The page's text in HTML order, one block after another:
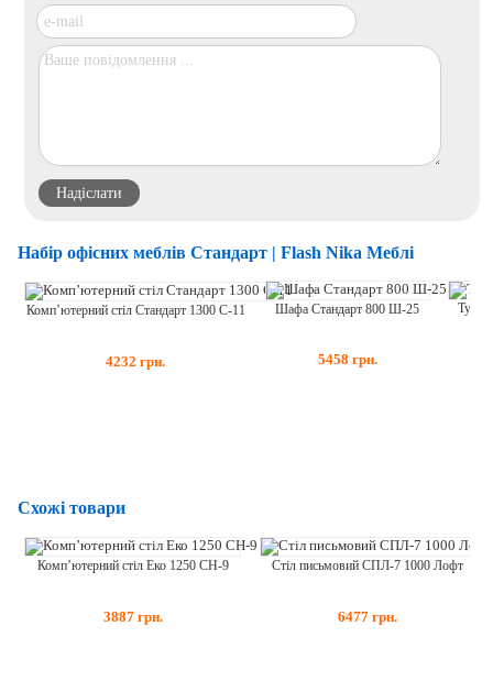
Набір офісних меблів Стандарт | Flash Nika Меблі
Комп’ютерний стіл Стандарт 1300 С-11
4232 грн.
Шафа Стандарт 800 Ш-25
5458 грн.
Схожі товари
Комп’ютерний стіл Еко 1250 СН-9
3887 грн.
Стіл письмовий СПЛ-7 1000 Лофт
6477 грн.